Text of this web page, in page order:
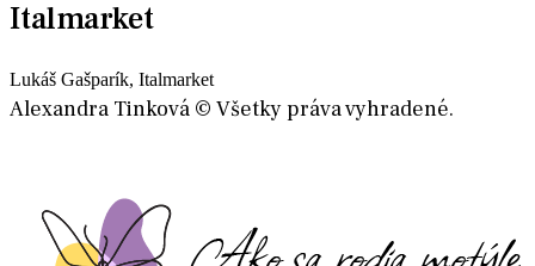
Italmarket
Lukáš Gašparík, Italmarket
Alexandra Tinková © Všetky práva vyhradené.